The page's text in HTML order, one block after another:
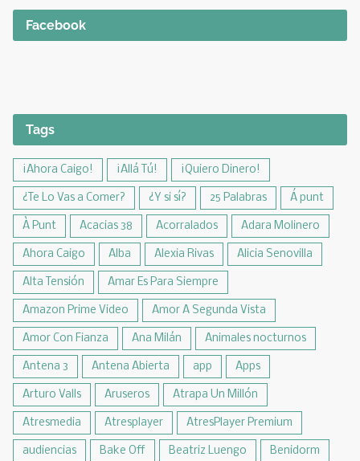
Facebook
Tags
¡Ahora Caigo! ¡Allá Tú! ¡Quiero Dinero!
¿Te Lo Vas a Comer? ¿Y si sí? 25 Palabras Á punt
À Punt Acacias 38 Acorralados Adara Molinero
Ahora Caigo Alba Alexia Rivas Alicia Senovilla
Alta Tensión Amar Es Para Siempre
Amazon Prime Video Amor A Segunda Vista
Amor Con Fianza Ana Milán Animales nocturnos
Antena 3 Antena Abierta app Apps
Arturo Valls Aruseros Atrapa Un Millón
Atresmedia Atresplayer AtresPlayer Premium
audiencias Bake Off Beatriz Luengo Benidorm